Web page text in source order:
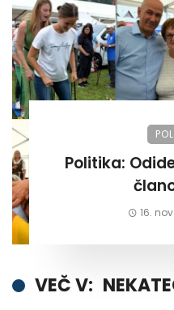
Politika: Odide jih 30 pride 600
16.
VEČ V: